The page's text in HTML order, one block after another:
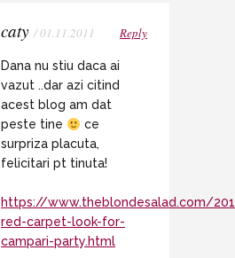
caty / 01.11.2011 Reply
Dana nu stiu daca ai
vazut ..dar azi citind
acest blog am dat
peste tine
ce
surpriza placuta,
felicitari pt tinuta!
https://www.theblondesalad.com/
red-carpet-look-for-
campari-party.html